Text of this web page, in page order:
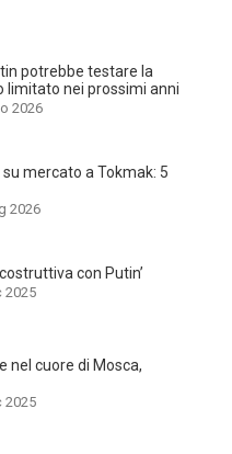
potrebbe testare la
limitato nei prossimi anni
2026
mercato a Tokmak: 5
2026
con Putin’
2025
nel cuore di Mosca,
2025